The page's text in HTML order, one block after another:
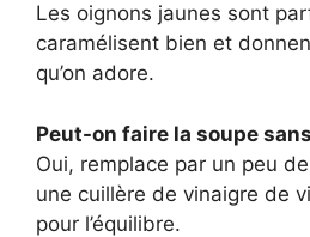
Les oignons jaunes sont
caramélisent bien et
qu’on adore.
Peut-on faire la soupe
Oui, remplace par un peu
une cuillère de vinaigre de
pour l’équilibre.